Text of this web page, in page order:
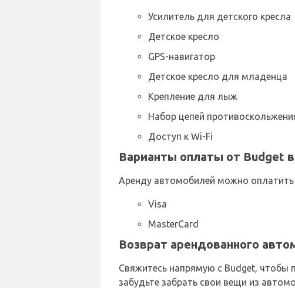
Усилитель для детского кресла
Детское кресло
GPS-навигатор
Детское кресло для младенца
Крепление для лыж
Набор цепей
Доступ к Wi-Fi
Варианты оплаты от Budget
Аренду автомобилей можно
Visa
MasterCard
Возврат арендованного
Свяжитесь напрямую с Budget, чтобы
забудьте забрать свои вещи из